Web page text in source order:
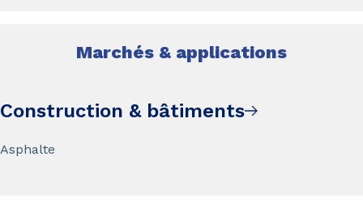
Marchés & applications
Construction & bâtiments
Asphalte